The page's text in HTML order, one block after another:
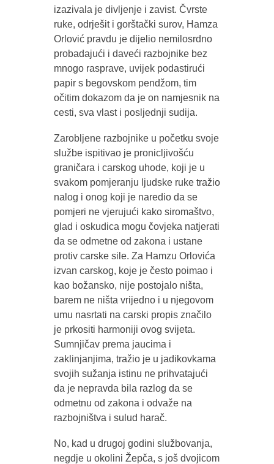
izazivala je divljenje i zavist. Čvrste
ruke, odrješit i gorštački surov, Hamza
Orlović pravdu je dijelio nemilosrdno
probadajući i daveći razbojnike bez
mnogo rasprave, uvijek podastirući
papir s begovskom pendžom, tim
očitim dokazom da je on namjesnik na
cesti, sva vlast i posljednji sudija.
Zarobljene razbojnike u početku svoje
službe ispitivao je pronicljivošću
graničara i carskog uhode, koji je u
svakom pomjeranju ljudske ruke tražio
nalog i onog koji je naredio da se
pomjeri ne vjerujući kako siromaštvo,
glad i oskudica mogu čovjeka natjerati
da se odmetne od zakona i ustane
protiv carske sile. Za Hamzu Orlovića
izvan carskog, koje je često poimao i
kao božansko, nije postojalo ništa,
barem ne ništa vrijedno i u njegovom
umu nasrtati na carski propis značilo
je prkositi harmoniji ovog svijeta.
Sumnjičav prema jaucima i
zaklinjanjima, tražio je u jadikovkama
svojih sužanja istinu ne prihvatajući
da je nepravda bila razlog da se
odmetnu od zakona i odvaže na
razbojništva i sulud harač.
No, kad u drugoj godini službovanja,
negdje u okolini Žepča, s još dvojicom